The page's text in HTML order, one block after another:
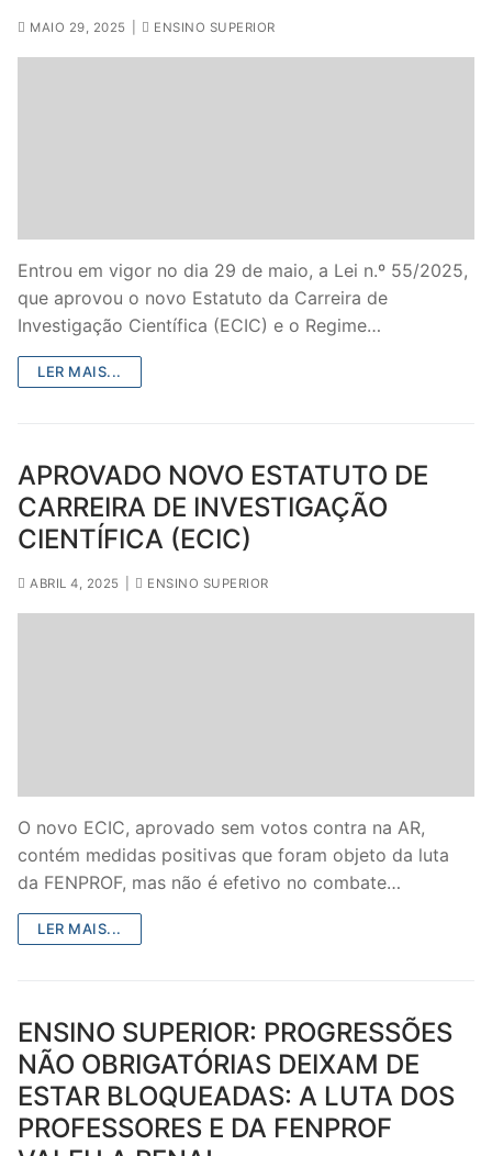
MAIO 29, 2025 ENSINO SUPERIOR
Entrou em vigor no dia 29 de maio, a Lei n.º 55/2025,
que aprovou o novo Estatuto da Carreira de
Investigação Científica (ECIC) e o Regime…
LER MAIS...
APROVADO NOVO ESTATUTO DE
CARREIRA DE INVESTIGAÇÃO
CIENTÍFICA (ECIC)
ABRIL 4, 2025 ENSINO SUPERIOR
O novo ECIC, aprovado sem votos contra na AR,
contém medidas positivas que foram objeto da luta
da FENPROF, mas não é efetivo no combate…
LER MAIS...
ENSINO SUPERIOR: PROGRESSÕES
NÃO OBRIGATÓRIAS DEIXAM DE
ESTAR BLOQUEADAS: A LUTA DOS
PROFESSORES E DA FENPROF